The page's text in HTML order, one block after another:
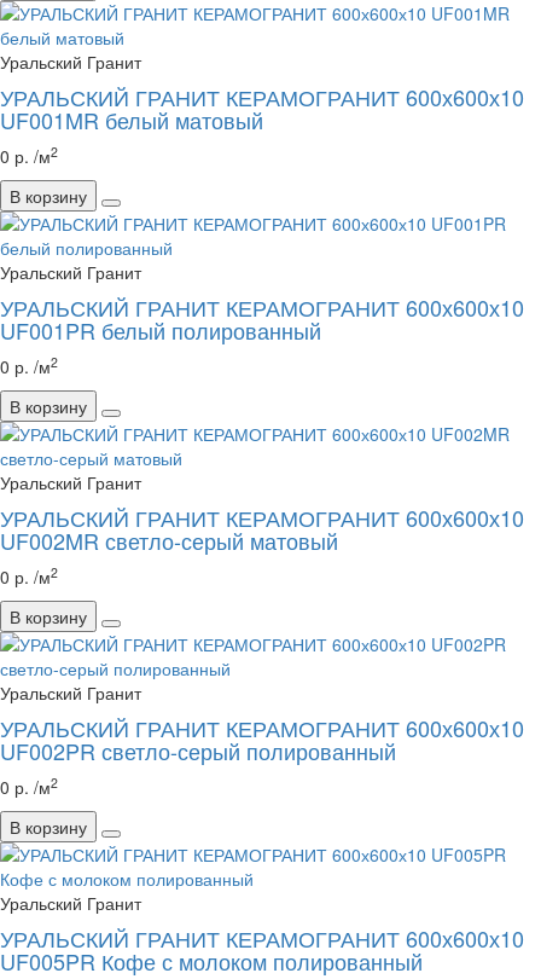
Уральский Гранит
УРАЛЬСКИЙ ГРАНИТ КЕРАМОГРАНИТ 600х600х10
UF001MR белый матовый
0 р. /м2
В корзину
Уральский Гранит
УРАЛЬСКИЙ ГРАНИТ КЕРАМОГРАНИТ 600х600х10
UF001PR белый полированный
0 р. /м2
В корзину
Уральский Гранит
УРАЛЬСКИЙ ГРАНИТ КЕРАМОГРАНИТ 600х600х10
UF002MR светло-серый матовый
0 р. /м2
В корзину
Уральский Гранит
УРАЛЬСКИЙ ГРАНИТ КЕРАМОГРАНИТ 600х600х10
UF002PR светло-серый полированный
0 р. /м2
В корзину
Уральский Гранит
УРАЛЬСКИЙ ГРАНИТ КЕРАМОГРАНИТ 600х600х10
UF005PR Кофе с молоком полированный